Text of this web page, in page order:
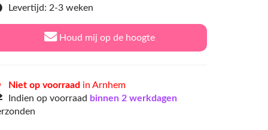
Levertijd: 2-3 weken
Houd mij op de hoogte
Niet op voorraad in Arnhem
Indien op voorraad binnen 2 werkdagen